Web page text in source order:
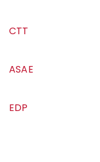
CTT
ASAE
EDP